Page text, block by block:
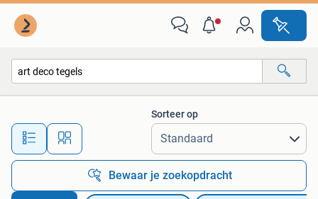
Alle afstanden…
Sorteer op
Bewaar je zoekopdracht